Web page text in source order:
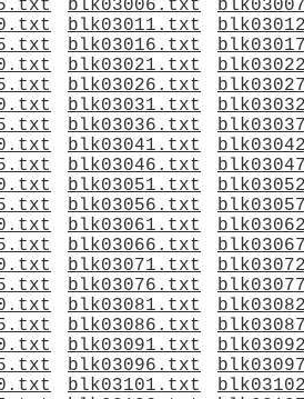
blk03006.txt
blk03011.txt
blk03016.txt
blk03021.txt
blk03026.txt
blk03031.txt
blk03036.txt
blk03041.txt
blk03046.txt
blk03051.txt
blk03056.txt
blk03061.txt
blk03066.txt
blk03071.txt
blk03076.txt
blk03081.txt
blk03086.txt
blk03091.txt
blk03096.txt
blk03101.txt